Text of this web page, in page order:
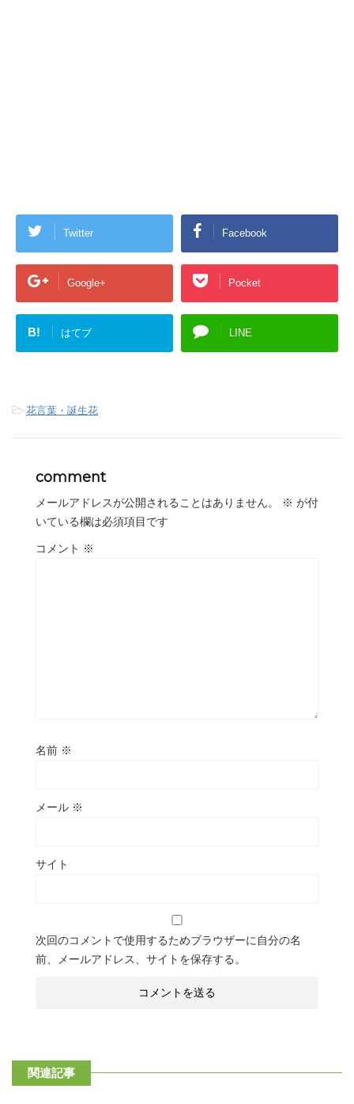
Twitter Facebook
Google+ Pocket
B! はてブ LINE
-花言葉・誕生花
comment
メールアドレスが公開されることはありません。 ※ が付
いている欄は必須項目です
コメント ※
名前 ※
メール ※
サイト
次回のコメントで使用するためブラウザーに自分の名
前、メールアドレス、サイトを保存する。
関連記事